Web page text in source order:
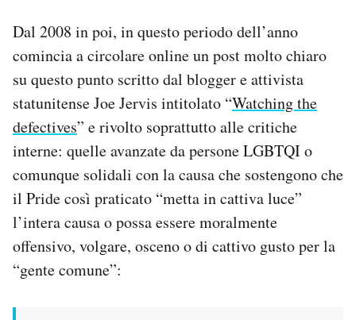
Dal 2008 in poi, in questo periodo dell’anno
comincia a circolare online un post molto chiaro
su questo punto scritto dal blogger e attivista
statunitense Joe Jervis intitolato “Watching the
defectives” e rivolto soprattutto alle critiche
interne: quelle avanzate da persone LGBTQI o
comunque solidali con la causa che sostengono che
il Pride così praticato “metta in cattiva luce”
l’intera causa o possa essere moralmente
offensivo, volgare, osceno o di cattivo gusto per la
“gente comune”: